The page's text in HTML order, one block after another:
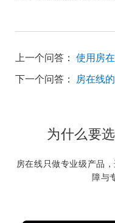
上一个问答： 使用房
下一个问答： 房在线
为什么要
房在线只做专业级产品
障与